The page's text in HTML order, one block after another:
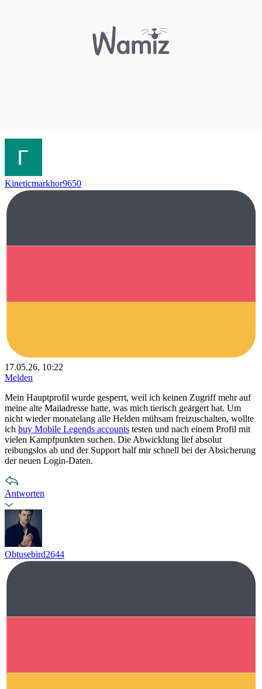
Kineticmarkhor9650
17.05.26, 10:22
Melden
Mein Hauptprofil wurde gesperrt, weil ich keinen Zugriff mehr auf
meine alte Mailadresse hatte, was mich tierisch geärgert hat. Um
nicht wieder monatelang alle Helden mühsam freizuschalten, wollte
ich buy Mobile Legends accounts testen und nach einem Profil mit
vielen Kampfpunkten suchen. Die Abwicklung lief absolut
reibungslos ab und der Support half mir schnell bei der Absicherung
der neuen Login-Daten.
Antworten
Obtusebird2644